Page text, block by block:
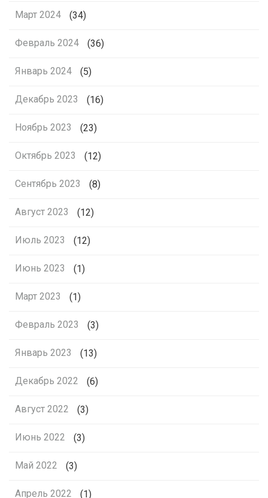
Март 2024 (34)
Февраль 2024 (36)
Январь 2024 (5)
Декабрь 2023 (16)
Ноябрь 2023 (23)
Октябрь 2023 (12)
Сентябрь 2023 (8)
Август 2023 (12)
Июль 2023 (12)
Июнь 2023 (1)
Март 2023 (1)
Февраль 2023 (3)
Январь 2023 (13)
Декабрь 2022 (6)
Август 2022 (3)
Июнь 2022 (3)
Май 2022 (3)
Апрель 2022 (1)